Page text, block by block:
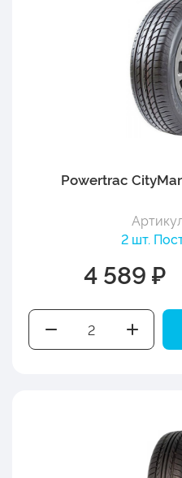
Powertrac
2 шт.
4 589 ₽